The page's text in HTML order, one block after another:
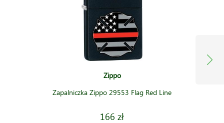
Zippo
Zapalniczka Zippo 29553 Flag Red Line
166 zł